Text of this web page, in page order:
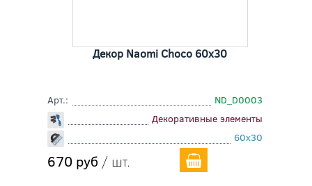
Декор Naomi Choco 60x30
Арт.:
ND_D0003
Декоративные элементы
60x30
670 руб / шт.